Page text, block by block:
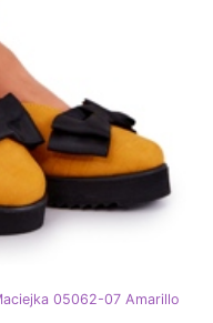
05062-07 Amarillo